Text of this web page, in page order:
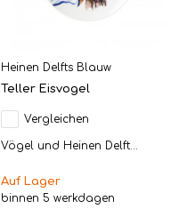
Heinen Delfts Blauw
Teller Eisvogel
Vergleichen
Vögel und Heinen Delft...
Auf Lager
binnen 5 werkdagen